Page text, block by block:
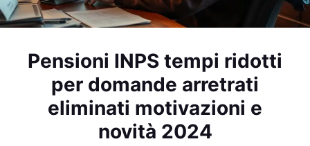
Pensioni INPS tempi ridotti
per domande arretrati
eliminati motivazioni e
novità 2024